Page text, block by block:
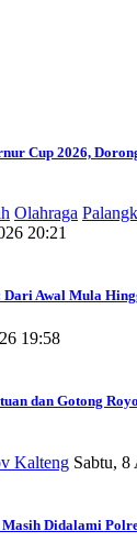
Cup 2026,
Olahraga
20:21
Awal Mula
19:58
dan Gotong
Kalteng Sabtu, 8
Didalami